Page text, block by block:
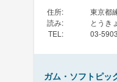
住所:
東京都
読み:
とうき
TEL : 03-
ガム・ソフトピッ